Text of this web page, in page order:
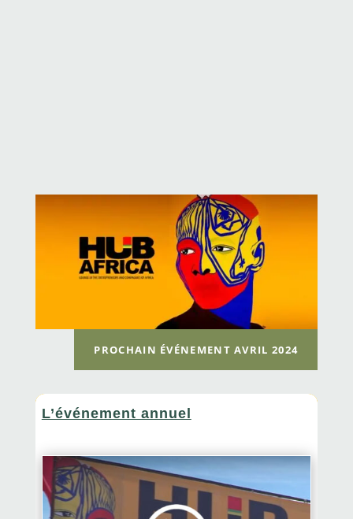
PROCHAIN ÉVÉNEMENT AVRIL 2024
L’événement annuel